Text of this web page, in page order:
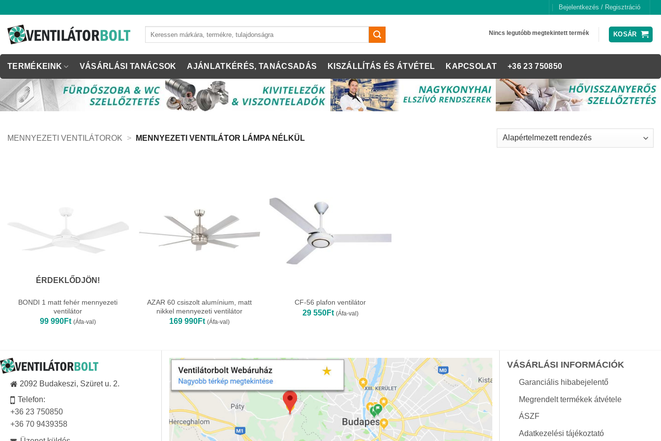
content
Bejelentkezés / Regisztráció
Nincs legutóbb megtekintett termék KOSÁR
TERMÉKEINK VÁSÁRLÁSI TANÁCSOK AJÁNLATKÉRÉS, TANÁCSADÁS KISZÁLLÍTÁS ÉS ÁTVÉTEL KAPCSOLAT +36 23 750850
MENNYEZETI VENTILÁTOROK > MENNYEZETI VENTILÁTOR LÁMPA NÉLKÜL
ÉRDEKLŐDJÖN!
BONDI 1 matt fehér mennyezeti
ventilátor
99 990Ft (Áfa-val)
AZAR 60 csiszolt alumínium, matt
nikkel mennyezeti ventilátor
169 990Ft (Áfa-val)
CF-56 plafon ventilátor
29 550Ft (Áfa-val)
2092 Budakeszi, Szüret u. 2.
Telefon:
+36 23 750850
+36 70 9439358
VÁSÁRLÁSI INFORMÁCIÓK
Garanciális hibabejelentő
Megrendelt termékek átvétele
ÁSZF
Adatkezelési tájékoztató